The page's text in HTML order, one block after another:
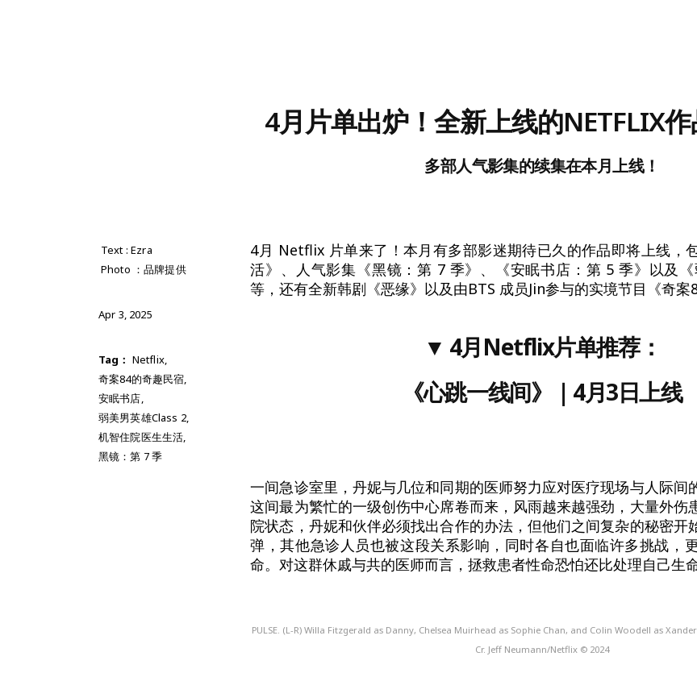
4月片单出炉！全新上线的NETFLIX
多部人气影集的续集在本月上线！
Text : Ezra
Photo ：品牌提供
Apr 3, 2025
Tag： Netflix,
奇案84的奇趣民宿,
安眠书店,
弱美男英雄Class 2,
机智住院医生生活,
黑镜：第 7 季
4月 Netflix 片单来了！本月有多部影迷期待已久的作品即将上线，
活》、人气影集《黑镜：第 7 季》、《安眠书店：第 5 季》以及《
等，还有全新韩剧《恶缘》以及由BTS 成员Jin参与的实境节目《奇案
▼ 4月Netflix片单推荐：
《心跳一线间》
｜4月3日上线
一间急诊室里，丹妮与几位和同期的医师努力应对医疗现场与人际间
这间最为繁忙的一级创伤中心席卷而来，风雨越来越强劲，大量外伤
院状态，丹妮和伙伴必须找出合作的办法，但他们之间复杂的秘密开
弹，其他急诊人员也被这段关系影响，同时各自也面临许多挑战，
命。对这群休戚与共的医师而言，拯救患者性命恐怕还比处理自己生
PULSE. (L-R) Willa Fitzgerald as Danny, Chelsea Muirhead as Sophie Chan, and Colin Woodell as
Cr. Jeff Neumann/Netflix © 2024